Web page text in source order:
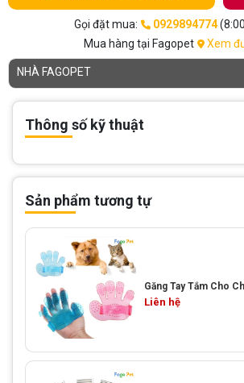
0929894774
Gọi đặt mua: 0929894774
Mua hàng tại Fagopet
Xem
NHÀ FAGOPET
Thông số kỹ thuật
Sản phẩm tương tự
Găng Tay Tắm Cho
Liên hệ